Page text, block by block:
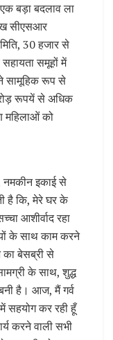
बड़ा बदलाव ला
सीएसआर
30 हजार से
समूहों में
सामूहिक रूप से
रूपयें से अधिक
महिलाओं को
नमकीन इकाई से
है कि, मेरे घर के
आशीर्वाद रहा
के साथ काम करने
का बेसब्री से
के साथ, शुद्ध
है। आज, मैं गर्व
सहयोग कर रही हूँ
करने वाली सभी